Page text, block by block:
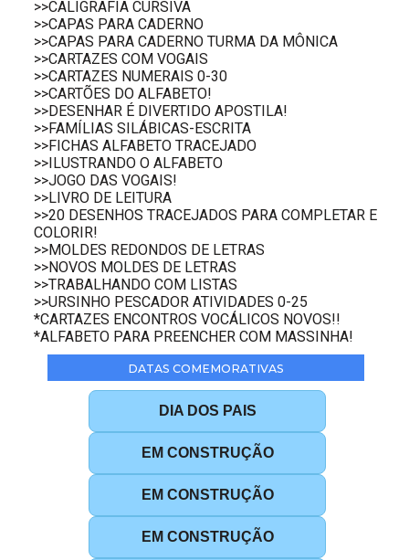
>>CALIGRAFIA CURSIVA
>>CAPAS PARA CADERNO
>>CAPAS PARA CADERNO TURMA DA MÔNICA
>>CARTAZES COM VOGAIS
>>CARTAZES NUMERAIS 0-30
>>CARTÕES DO ALFABETO!
>>DESENHAR É DIVERTIDO APOSTILA!
>>FAMÍLIAS SILÁBICAS-ESCRITA
>>FICHAS ALFABETO TRACEJADO
>>ILUSTRANDO O ALFABETO
>>JOGO DAS VOGAIS!
>>LIVRO DE LEITURA
>>20 DESENHOS TRACEJADOS PARA COMPLETAR E
COLORIR!
>>MOLDES REDONDOS DE LETRAS
>>NOVOS MOLDES DE LETRAS
>>TRABALHANDO COM LISTAS
>>URSINHO PESCADOR ATIVIDADES 0-25
*CARTAZES ENCONTROS VOCÁLICOS NOVOS!!
*ALFABETO PARA PREENCHER COM MASSINHA!
DATAS COMEMORATIVAS
DIA DOS PAIS
EM CONSTRUÇÃO
EM CONSTRUÇÃO
EM CONSTRUÇÃO